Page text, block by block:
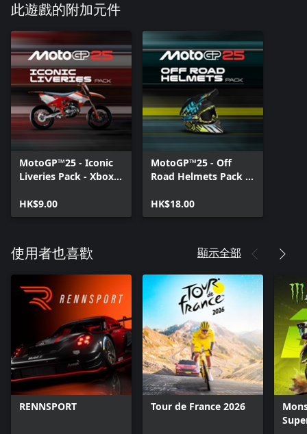
此遊戲的附加元件
MotoGP™25 - Iconic
Liveries Pack - Xbox
HK$9.00
MotoGP™25 - Off
Road Helmets Pack -
HK$18.00
使用者也喜歡 顯示全部
RENNSPORT Tour de France 2026